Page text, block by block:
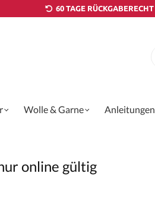
60 TAGE RÜCKGABERECHT
Wolle & Garne Anleitungen
online gültig